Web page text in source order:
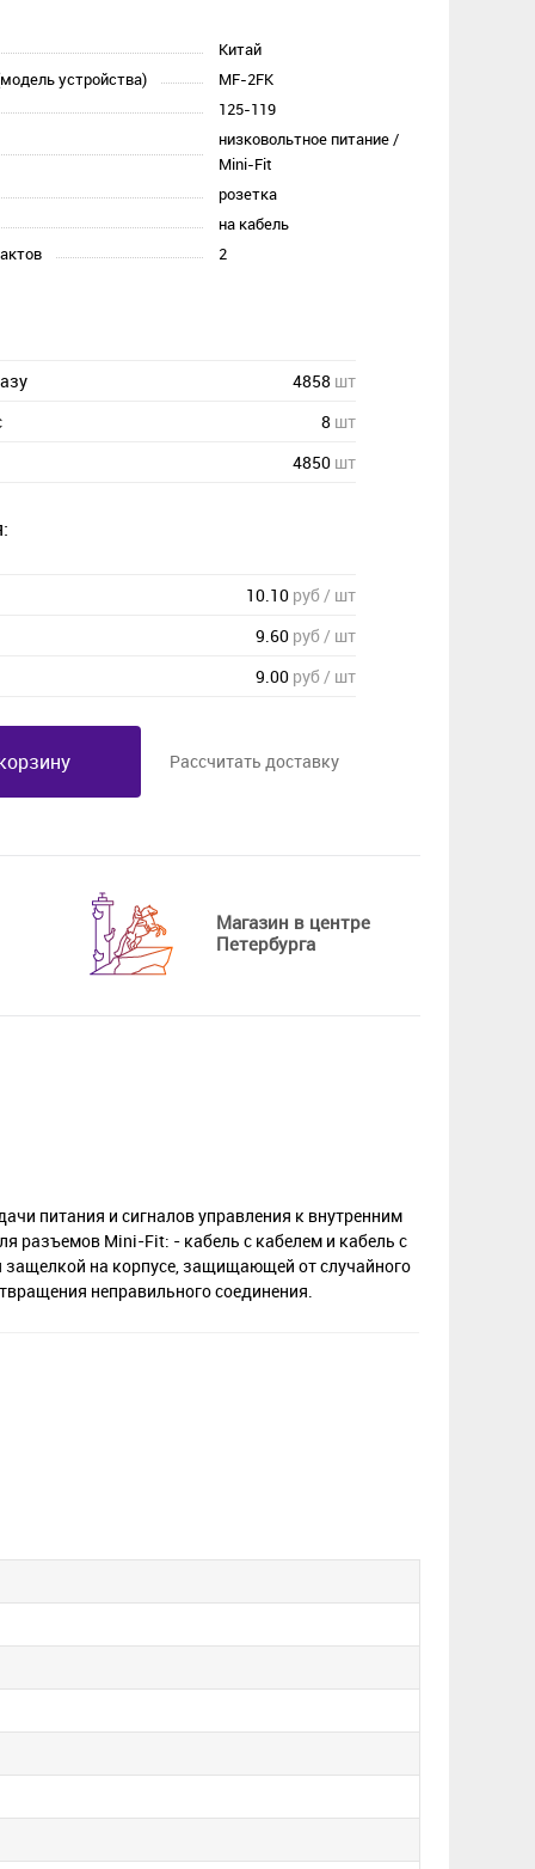
Китай
устройства)
MF-2FK
125-119
низковольтное питание /
Mini-Fit
розетка
на кабель
2
4858 шт
8 шт
4850 шт
10.10 руб / шт
9.60 руб / шт
9.00 руб / шт
Рассчитать доставку
Магазин в центре
Петербурга
питания и сигналов управления к внутренним
разъемов Mini-Fit: - кабель с кабелем и кабель с
защелкой на корпусе, защищающей от случайного
неправильного соединения.